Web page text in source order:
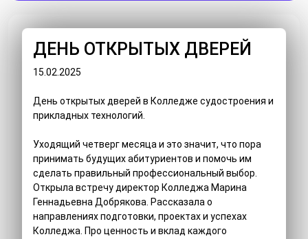
ДЕНЬ ОТКРЫТЫХ ДВЕРЕЙ
15.02.2025
День открытых дверей в Колледже судостроения и
прикладных технологий.
Уходящий четверг месяца и это значит, что пора
принимать будущих абитуриентов и помочь им
сделать правильный профессиональный выбор.
Открыла встречу директор Колледжа Марина
Геннадьевна Добрякова. Рассказала о
направлениях подготовки, проектах и успехах
Колледжа. Про ценность и вклад каждого